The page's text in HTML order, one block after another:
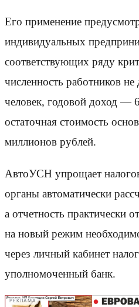
Его применение
индивидуальных
соответствующих ряду
численность работников
человек, годовой доход —
остаточная стоимость
миллионов рублей.
АвтоУСН упрощает
органы автоматически
а отчетность практически
на новый режим
через личный кабинет
уполномоченный банк.
РЕКЛАМА